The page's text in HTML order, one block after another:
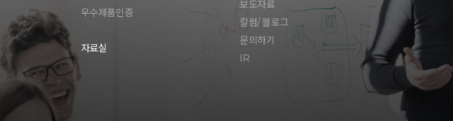
우수제품인증
자료실
보도자료
칼럼/ 블로그
문의하기
IR